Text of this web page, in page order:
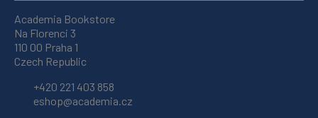
Academia Bookstore
Na Florenci 3
110 00 Praha 1
Czech Republic
+420 221 403 858
eshop@academia.cz